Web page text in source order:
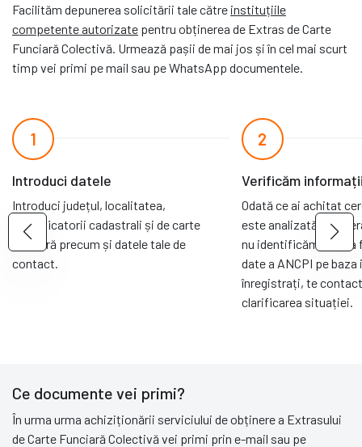
Facilităm depunerea solicitării tale către instituțiile
competente autorizate pentru obținerea de Extras de Carte
Funciară Colectivă. Urmează pașii de mai jos și în cel mai scurt
timp vei primi pe mail sau pe WhatsApp documentele.
1
Introduci datele
Introduci județul, localitatea,
identificatorii cadastrali și de carte
funciară precum și datele tale de
contact.
2
Verificăm
Odată ce ai achitat
este analizată de
nu identificăm cartea
date a ANCPI pe
înregistrați, te
clarificarea situației.
Ce documente vei primi?
În urma urma achiziționării serviciului de obținere a Extrasului
de Carte Funciară Colectivă vei primi prin e-mail sau pe